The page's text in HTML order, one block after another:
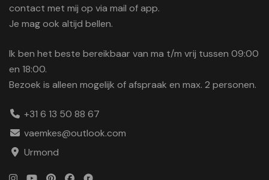
contact met mij op via mail of app.
Je mag ook altijd bellen.
Ik ben het beste bereikbaar van ma t/m vrij tussen 09:00
en 18:00.
Bezoek is alleen mogelijk of afspraak en max. 2 personen.
+31 6 13 50 88 67
vaemkes@outlook.com
Urmond